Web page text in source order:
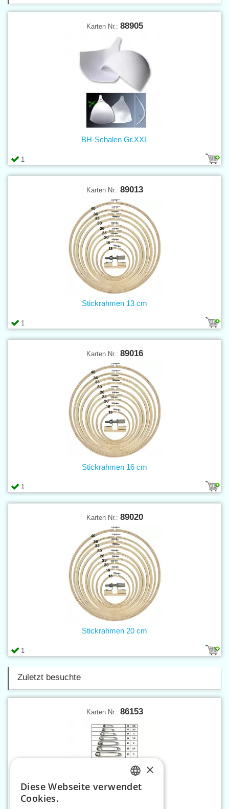
Karten Nr.: 88905
1
BH-Schalen Gr.XXL
Karten Nr.: 89013
1
Stickrahmen 13 cm
Karten Nr.: 89016
1
Stickrahmen 16 cm
Karten Nr.: 89020
1
Stickrahmen 20 cm
Zuletzt besuchte
Karten Nr.: 86153
CZECH
×
Diese Webseite verwendet
Cookies.